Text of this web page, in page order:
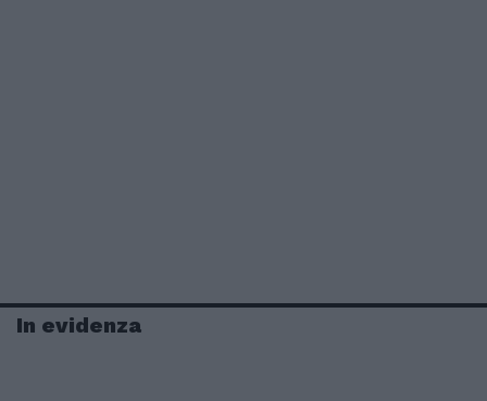
In evidenza